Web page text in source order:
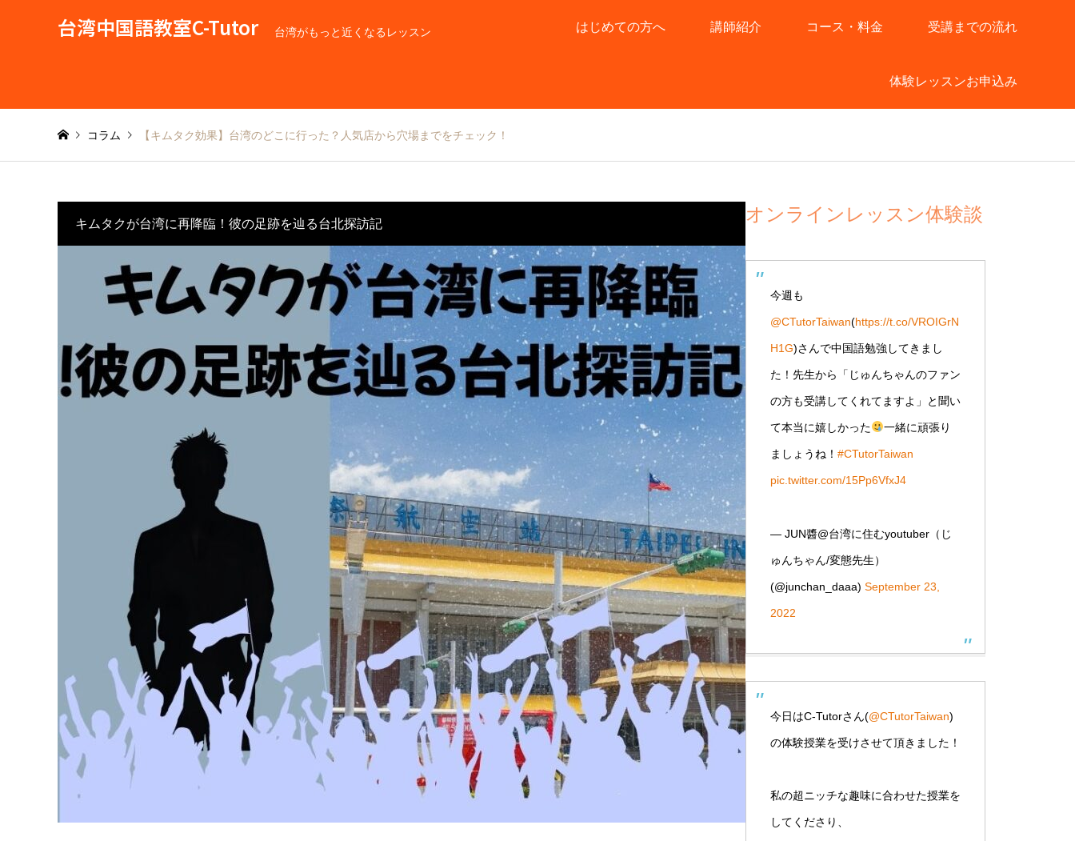
台湾中国語教室C-Tutor 台湾がもっと近くなるレッスン はじめての方へ 講師紹介 コース・料金 受講までの流れ
体験レッスンお申込み
コラム 【キムタク効果】台湾のどこに行った？人気店から穴場までをチェック！
キムタクが台湾に再降臨！彼の足跡を辿る台北探訪記 オンラインレッスン体験談
今週も
@CTutorTaiwan(https://t.co/VROIGrN
H1G)さんで中国語勉強してきまし
た！先生から「じゅんちゃんのファン
の方も受講してくれてますよ」と聞い
て本当に嬉しかった 一緒に頑張り
ましょうね！ #CTutorTaiwan
pic.twitter.com/15Pp6VfxJ4
— JUN醬@台湾に住むyoutuber（じ
ゅんちゃん/変態先生）
(@junchan_daaa) September 23,
2022
今日はC-Tutorさん(@CTutorTaiwan)
の体験授業を受けさせて頂きました！
私の超ニッチな趣味に合わせた授業を
してくださり、